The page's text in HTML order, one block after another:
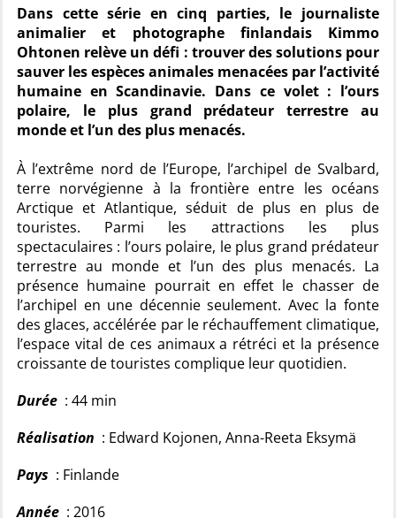
Dans cette série en cinq parties, le journaliste
animalier et photographe finlandais Kimmo
Ohtonen relève un défi : trouver des solutions pour
sauver les espèces animales menacées par l’activité
humaine en Scandinavie. Dans ce volet : l’ours
polaire, le plus grand prédateur terrestre au
monde et l’un des plus menacés.
À l’extrême nord de l’Europe, l’archipel de Svalbard,
terre norvégienne à la frontière entre les océans
Arctique et Atlantique, séduit de plus en plus de
touristes. Parmi les attractions les plus
spectaculaires : l’ours polaire, le plus grand prédateur
terrestre au monde et l’un des plus menacés. La
présence humaine pourrait en effet le chasser de
l’archipel en une décennie seulement. Avec la fonte
des glaces, accélérée par le réchauffement climatique,
l’espace vital de ces animaux a rétréci et la présence
croissante de touristes complique leur quotidien.
Durée : 44 min
Réalisation : Edward Kojonen, Anna-Reeta Eksymä
Pays : Finlande
Année : 2016